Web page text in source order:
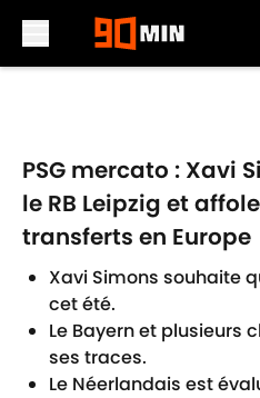
PSG mercato : Xavi
le RB Leipzig et
transferts en Europe
Xavi Simons souhaite
cet été.
Le Bayern et plusieurs
ses traces.
Le Néerlandais est